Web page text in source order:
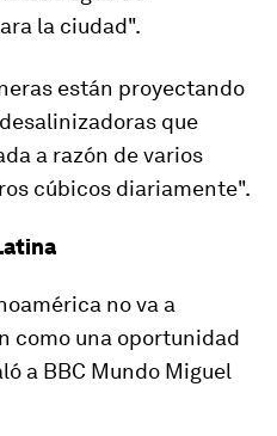
la ciudad".
están proyectando
que
a razón de varios
cúbicos diariamente".
no va a
como una oportunidad
a BBC Mundo Miguel